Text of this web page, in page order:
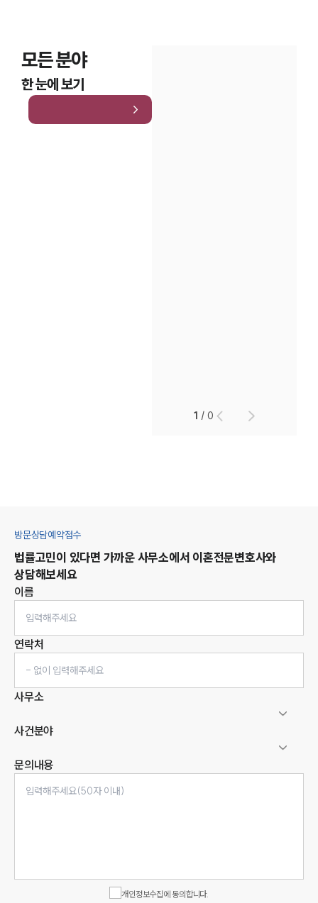
모든 분야
한 눈에 보기
1 /0
방문상담예약접수
법률고민이 있다면 가까운 사무소에서 이혼전문변호사와
상담해보세요
이름
연락처
사무소
사건분야
문의내용
개인정보수집에 동의합니다.